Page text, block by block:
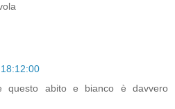
questo abito e bianco è davvero